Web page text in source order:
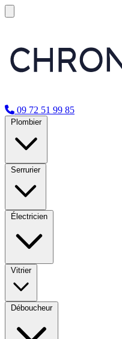
09 72 51 99 85
Plombier
Serrurier
Électricien
Vitrier
Déboucheur